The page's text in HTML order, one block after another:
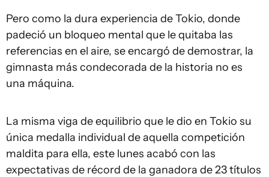
Pero como la dura experiencia de Tokio, donde
padeció un bloqueo mental que le quitaba las
referencias en el aire, se encargó de demostrar, la
gimnasta más condecorada de la historia no es
una máquina.
La misma viga de equilibrio que le dio en Tokio su
única medalla individual de aquella competición
maldita para ella, este lunes acabó con las
expectativas de récord de la ganadora de 23 títulos